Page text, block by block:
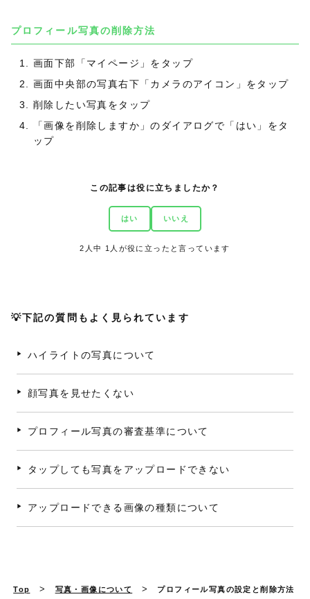
プロフィール写真の削除方法
画面下部「マイページ」をタップ
画面中央部の写真右下「カメラのアイコン」をタップ
削除したい写真をタップ
「画像を削除しますか」のダイアログで「はい」をタ
ップ
この記事は役に立ちましたか？
はい いいえ
2 人中 1 人が役に立ったと言っています
💡下記の質問もよく見られています
ハイライトの写真について
顔写真を見せたくない
プロフィール写真の審査基準について
タップしても写真をアップロードできない
アップロードできる画像の種類について
Top > 写真・画像について > プロフィール写真の設定と削除方法